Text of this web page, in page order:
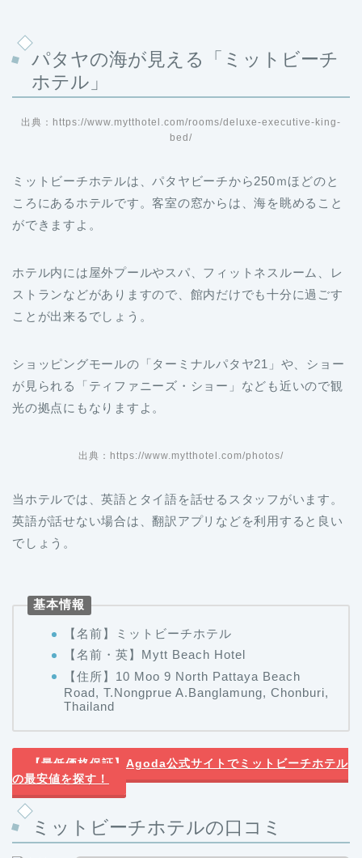
パタヤの海が見える「ミットビーチ
ホテル」
出典：https://www.mytthotel.com/rooms/deluxe-executive-king-
bed/
ミットビーチホテルは、パタヤビーチから250ｍほどのと
ころにあるホテルです。客室の窓からは、海を眺めること
ができますよ。
ホテル内には屋外プールやスパ、フィットネスルーム、レ
ストランなどがありますので、館内だけでも十分に過ごす
ことが出来るでしょう。
ショッピングモールの「ターミナルパタヤ21」や、ショー
が見られる「ティファニーズ・ショー」なども近いので観
光の拠点にもなりますよ。
出典：https://www.mytthotel.com/photos/
当ホテルでは、英語とタイ語を話せるスタッフがいます。
英語が話せない場合は、翻訳アプリなどを利用すると良い
でしょう。
基本情報
【名前】ミットビーチホテル
【名前・英】Mytt Beach Hotel
【住所】10 Moo 9 North Pattaya Beach
Road, T.Nongprue A.Banglamung, Chonburi,
Thailand
【最低価格保証】Agoda公式サイトでミットビーチホテル
の最安値を探す！
ミットビーチホテルの口コミ